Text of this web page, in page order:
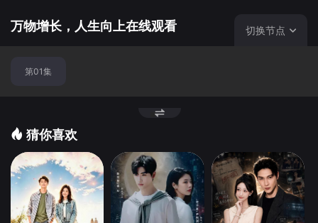
万物增长，人生向上在线观看 切换节点
第01集
猜你喜欢